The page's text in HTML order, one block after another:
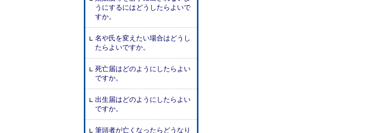
うにするにはどうしたらよいで
すか。
名や氏を変えたい場合はどうし
たらよいですか。
死亡届はどのようにしたらよい
ですか。
出生届はどのようにしたらよい
ですか。
筆頭者が亡くなったらどうなり